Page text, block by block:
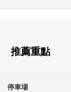
推薦重點
停車場